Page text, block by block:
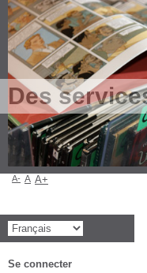
Des
A- A A+
Se connecter